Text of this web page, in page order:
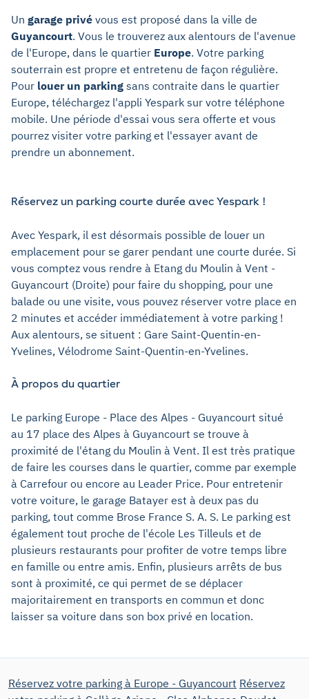
Un garage privé vous est proposé dans la ville de
Guyancourt. Vous le trouverez aux alentours de l'avenue
de l'Europe, dans le quartier Europe. Votre parking
souterrain est propre et entretenu de façon régulière.
Pour louer un parking sans contraite dans le quartier
Europe, téléchargez l'appli Yespark sur votre téléphone
mobile. Une période d'essai vous sera offerte et vous
pourrez visiter votre parking et l'essayer avant de
prendre un abonnement.
Réservez un parking courte durée avec Yespark !
Avec Yespark, il est désormais possible de louer un
emplacement pour se garer pendant une courte durée. Si
vous comptez vous rendre à Etang du Moulin à Vent -
Guyancourt (Droite) pour faire du shopping, pour une
balade ou une visite, vous pouvez réserver votre place en
2 minutes et accéder immédiatement à votre parking !
Aux alentours, se situent : Gare Saint-Quentin-en-
Yvelines, Vélodrome Saint-Quentin-en-Yvelines.
À propos du quartier
Le parking Europe - Place des Alpes - Guyancourt situé
au 17 place des Alpes à Guyancourt se trouve à
proximité de l'étang du Moulin à Vent. Il est très pratique
de faire les courses dans le quartier, comme par exemple
à Carrefour ou encore au Leader Price. Pour entretenir
votre voiture, le garage Batayer est à deux pas du
parking, tout comme Brose France S. A. S. Le parking est
également tout proche de l'école Les Tilleuls et de
plusieurs restaurants pour profiter de votre temps libre
en famille ou entre amis. Enfin, plusieurs arrêts de bus
sont à proximité, ce qui permet de se déplacer
majoritairement en transports en commun et donc
laisser sa voiture dans son box privé en location.
Réservez votre parking à Europe - Guyancourt Réservez